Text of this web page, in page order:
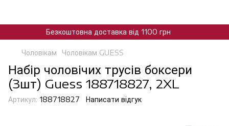
Безкоштовна доставка від 1100 грн
Чоловікам Чоловікам GUESS
Набір чоловічих трусів боксери
(3шт) Guess 188718827, 2XL
Артикул: 188718827 Написати відгук